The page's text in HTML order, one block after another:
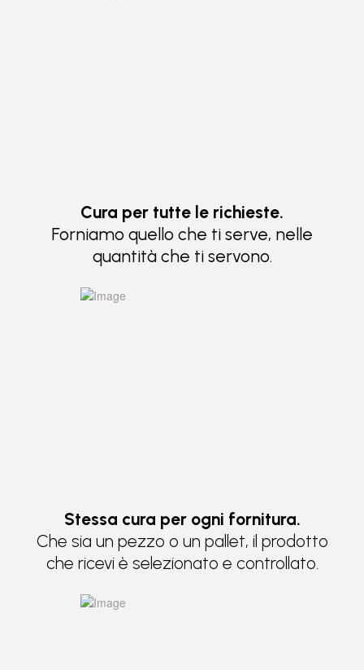
Cura per tutte le richieste.
Forniamo quello che ti serve, nelle
quantità che ti servono.
Stessa cura per ogni fornitura.
Che sia un pezzo o un pallet, il prodotto
che ricevi è selezionato e controllato.